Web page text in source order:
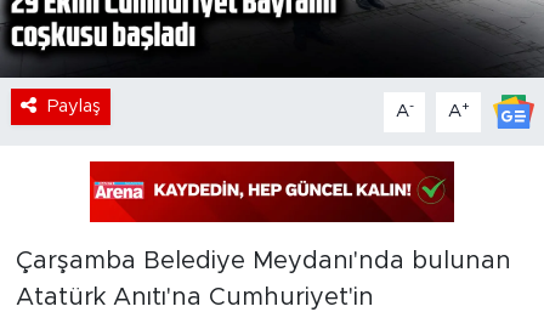
Paylaş A- A+
Çarşamba Belediye Meydanı'nda bulunan
Atatürk Anıtı'na Cumhuriyet'in